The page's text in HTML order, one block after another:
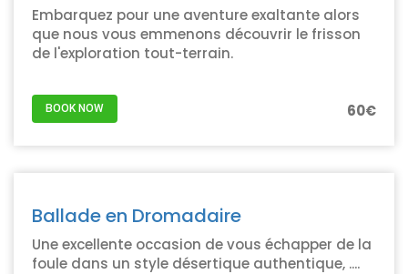
Embarquez pour une aventure exaltante alors
que nous vous emmenons découvrir le frisson
de l'exploration tout-terrain.
BOOK NOW 60€
Ballade en Dromadaire
Une excellente occasion de vous échapper de la
foule dans un style désertique authentique, ....